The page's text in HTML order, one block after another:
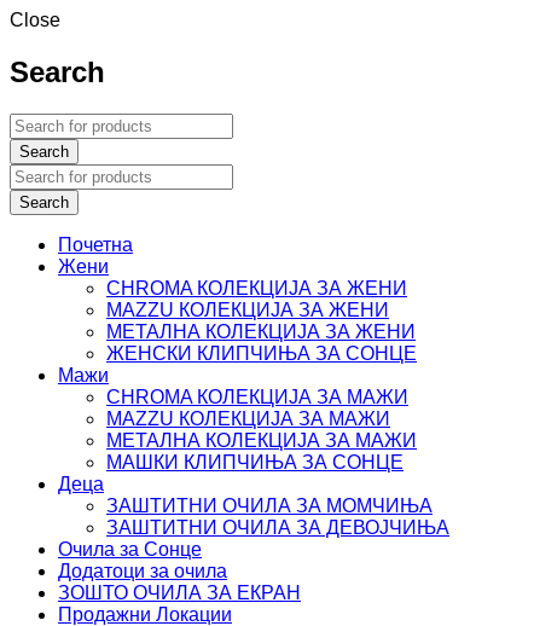
Close
Search
Почетна
Жени
CHROMA КОЛЕКЦИЈА ЗА ЖЕНИ
MAZZU КОЛЕКЦИЈА ЗА ЖЕНИ
МЕТАЛНА КОЛЕКЦИЈА ЗА ЖЕНИ
ЖЕНСКИ КЛИПЧИЊА ЗА СОНЦЕ
Мажи
CHROMA КОЛЕКЦИЈА ЗА МАЖИ
MAZZU КОЛЕКЦИЈА ЗА МАЖИ
МЕТАЛНА КОЛЕКЦИЈА ЗА МАЖИ
МАШКИ КЛИПЧИЊА ЗА СОНЦЕ
Деца
ЗАШТИТНИ ОЧИЛА ЗА МОМЧИЊА
ЗАШТИТНИ OЧИЛА ЗА ДЕВОЈЧИЊА
Очила за Сонце
Додатоци за очила
ЗOШТО ОЧИЛА ЗА ЕКРАН
Продажни Локации